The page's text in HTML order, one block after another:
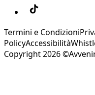
Termini e Condizioni
PolicyAccessibilità
Copyright 2026